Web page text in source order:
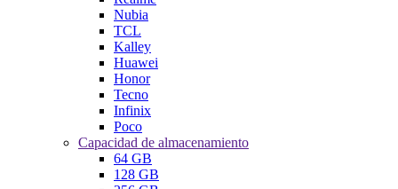
Nubia
TCL
Kalley
Huawei
Honor
Tecno
Infinix
Poco
Capacidad de almacenamiento
64 GB
128 GB